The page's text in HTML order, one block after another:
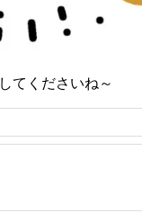
てくださいね～